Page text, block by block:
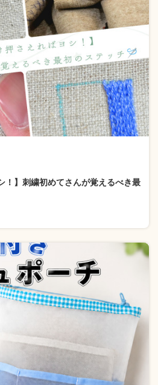
！】刺繍初めてさんが覚えるべき最